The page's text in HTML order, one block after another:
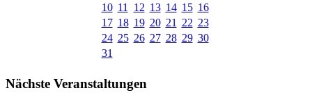
10 11 12 13 14 15 16
17 18 19 20 21 22 23
24 25 26 27 28 29 30
31
Nächste Veranstaltungen